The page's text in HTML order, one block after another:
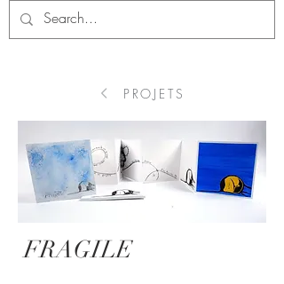
PROJETS
FRAGILE